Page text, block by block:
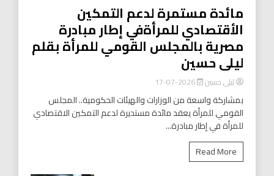
مائدة مستمرة لدعم التمكين
الأقتصادي للمرأةفي إطار مبادرة
مصرية بالمجلس القومي للمرأة بقلم
ليلى حسين
ليلى حسين 2026-07-17
بمشاركة واسعة من الوزارات والهيئات الحكومية.. المجلس
القومي للمرأة يعقد مائدة مستديرة لدعم التمكين الاقتصادي
للمرأة في إطار مبادرة...
Read More